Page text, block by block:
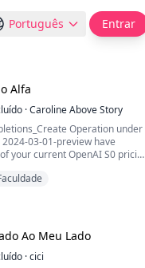
Português Entrar
Alfa
·Caroline Above Story
Operation under
03-01-preview have
your current OpenAI S0 pricing
if you would like to
Ao Meu Lado
·cici